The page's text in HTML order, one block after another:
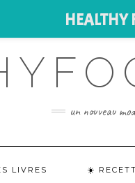
un nouveau
LIVRES ☀️
HEALTHY